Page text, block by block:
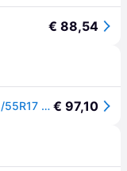
€ 88,54
Sommerreifen NEXEN NBlue HD Plus 205/55R17 XL 95V € 97,10